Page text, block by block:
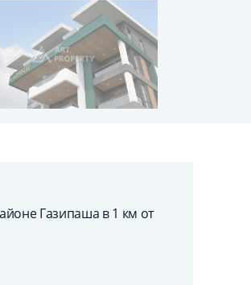
Газипаша в 1 км от